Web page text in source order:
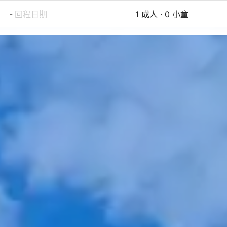
- 回程日期 1 成人 · 0 小童